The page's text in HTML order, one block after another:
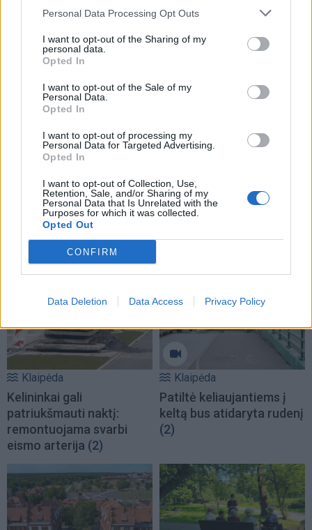
Personal Data Processing Opt Outs
I want to opt-out of the Sharing of my
personal data.
Opted In
I want to opt-out of the Sale of my
Personal Data.
Opted In
I want to opt-out of processing my
Personal Data for Targeted Advertising.
Opted In
I want to opt-out of Collection, Use,
Retention, Sale, and/or Sharing of my
Personal Data that Is Unrelated with the
Purposes for which it was collected.
Opted Out
CONFIRM
Data Deletion Data Access Privacy Policy
TAIP PAT SKAITYKITE
Klaipėda
Kelininkai gali
patriukšmauti naktį:
remontuojama svarbi
eismo arterija (2)
Klaipėda
Patiltė keliaujantiems į
keltą bus atidaryta rudenį
(2)